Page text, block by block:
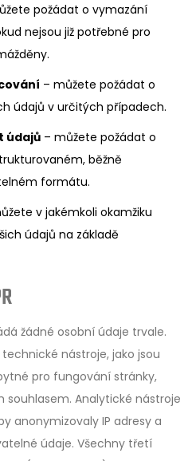
požádat o vymazání
nejsou již potřebné pro
– můžete požádat o
údajů v určitých případech.
údajů – můžete požádat o
běžně
formátu.
v jakémkoli okamžiku
údajů na základě
žádné osobní údaje trvale.
nástroje, jako jsou
pro fungování stránky,
souhlasem. Analytické nástroje
anonymizovaly IP adresy a
údaje. Všechny třetí